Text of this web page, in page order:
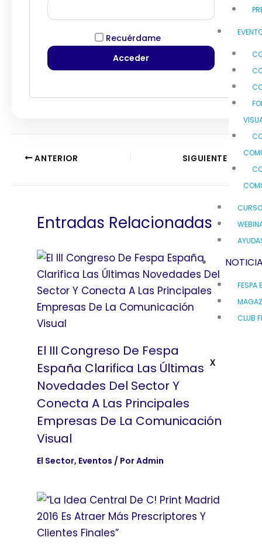
FESPA
CLUB
X
Recuérdame
ANTERIOR SIGUIENTE
Entradas Relacionadas
El III Congreso De Fespa
España Clarifica Las Últimas
Novedades Del Sector Y
Conecta A Las Principales
Empresas De La Comunicación
Visual
El Sector, Eventos / PorAdmin